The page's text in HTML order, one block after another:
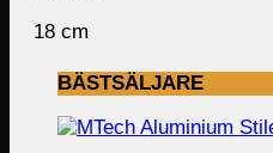
18 cm
BÄSTSÄLJARE